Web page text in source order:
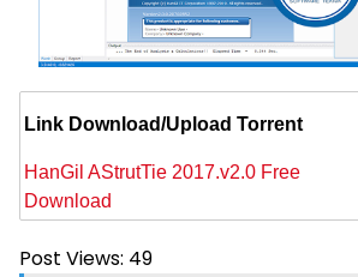
Link Download/Upload Torrent
HanGil AStrutTie 2017.v2.0 Free
Download
Post Views: 49